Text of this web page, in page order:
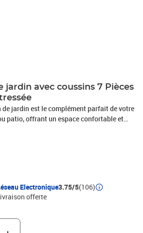
jardin avec coussins 7 Pièces
de jardin est le complément parfait de votre
patio, offrant un espace confortable et
avec la famille et les amis ou simplement
sous le nom de poly rotin, est un
et nécessitant peu d'entretien qui
Elle est légère, facile à nettoyer et
les meubles d'extérieur en raison de sa
de résistance aux intempéries.Cadre
en acier enduit de poudre est solide,
à la corrosion et aux intempéries, ce
durables.Dessus en verre : le dessus
Electronique3.75/5(106)
offerte